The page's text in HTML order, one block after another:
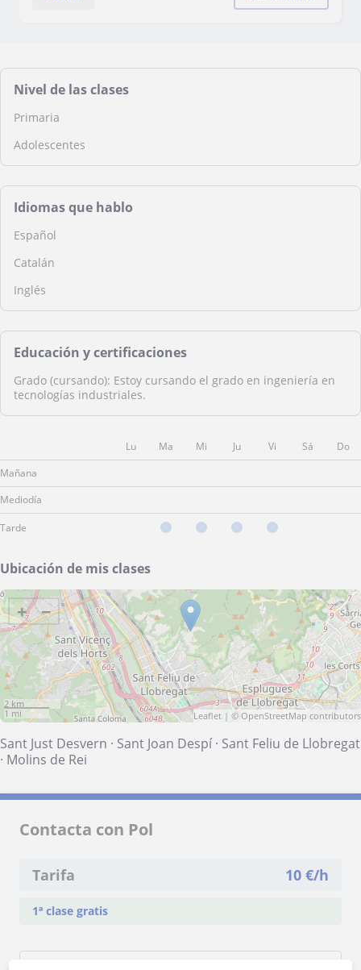
Nivel de las clases
Primaria
Adolescentes
Idiomas que hablo
Español
Catalán
Inglés
Educación y certificaciones
Grado (cursando): Estoy cursando el grado en ingeniería en
tecnologías industriales.
Lu Ma Mi Ju Vi Sá
Do
Mañana
Mediodía
Tarde
Ubicación de mis clases
+ −
2 km
1 mi
Leaflet | © OpenStreetMap contributors
Sant Just Desvern · Sant Joan Despí· Sant Feliu de Llobregat
· Molins de Rei
Contacta con Pol
Tarifa 10 €/h
1ª clase gratis